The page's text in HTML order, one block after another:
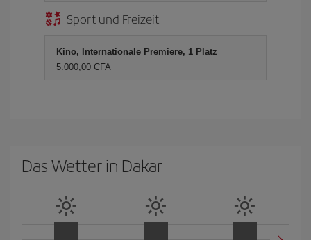
Sport und Freizeit
Kino, Internationale Premiere, 1 Platz
5.000,00 CFA
Das Wetter in Dakar